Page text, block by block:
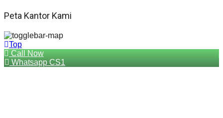
Peta Kantor Kami
Top
Call Now
Whatsapp CS1